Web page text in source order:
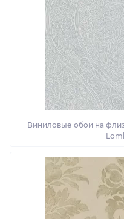
Виниловые обои на